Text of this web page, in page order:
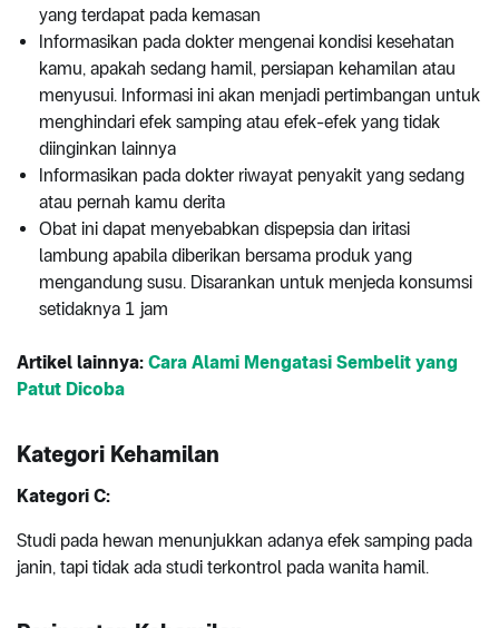
yang terdapat pada kemasan
Informasikan pada dokter mengenai kondisi kesehatan
kamu, apakah sedang hamil, persiapan kehamilan atau
menyusui. Informasi ini akan menjadi pertimbangan untuk
menghindari efek samping atau efek-efek yang tidak
diinginkan lainnya
Informasikan pada dokter riwayat penyakit yang sedang
atau pernah kamu derita
Obat ini dapat menyebabkan dispepsia dan iritasi
lambung apabila diberikan bersama produk yang
mengandung susu. Disarankan untuk menjeda konsumsi
setidaknya 1 jam
Artikel lainnya: Cara Alami Mengatasi Sembelit yang
Patut Dicoba
Kategori Kehamilan
Kategori C:
Studi pada hewan menunjukkan adanya efek samping pada
janin, tapi tidak ada studi terkontrol pada wanita hamil.